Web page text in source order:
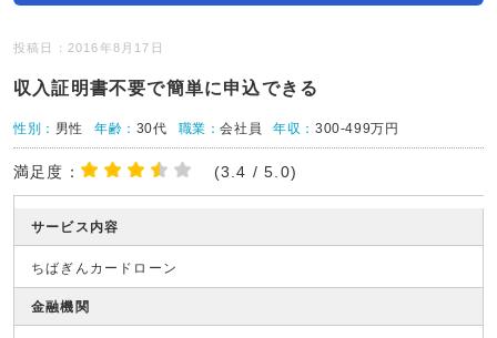
投稿日：2016年8月17日
収入証明書不要で簡単に申込できる
性別： 男性 年齢： 30代 職業：会社員 年収：300-499万円
満足度： (3.4 / 5.0)
サービス内容
ちばぎんカードローン
金融機関